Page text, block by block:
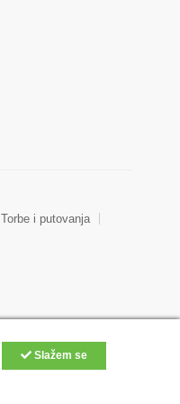
Torbe i putovanja
Slažem se